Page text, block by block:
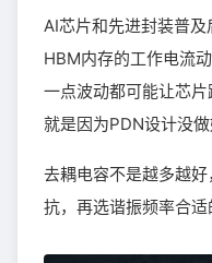
AI芯片和先进封装普及
HBM内存的工作电流
一点波动都可能让芯片
就是因为PDN设计没
去耦电容不是越多越
抗，再选谐振频率合适